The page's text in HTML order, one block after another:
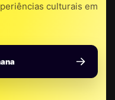
culturais em